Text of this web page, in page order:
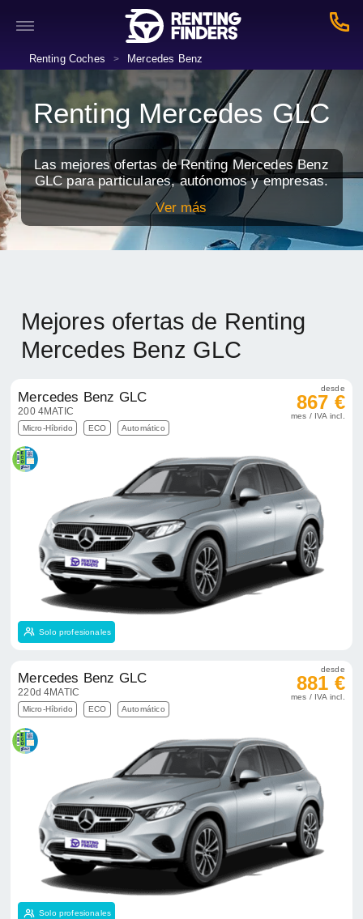
Renting Coches > Mercedes Benz
Renting Mercedes GLC
Las mejores ofertas de Renting Mercedes Benz
GLC para particulares, autónomos y empresas.
Ver más
Mejores ofertas de Renting
Mercedes Benz GLC
Mercedes Benz GLC
200 4MATIC
Micro-Híbrido ECO Automático
desde
867 €
mes / IVA incl.
Solo profesionales
Mercedes Benz GLC
220d 4MATIC
Micro-Híbrido ECO Automático
desde
881 €
mes / IVA incl.
Solo profesionales